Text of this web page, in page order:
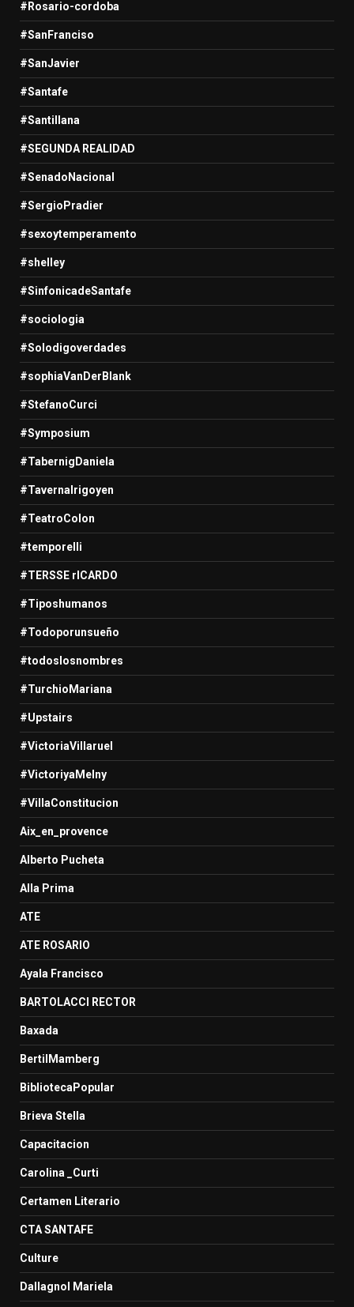
#Rosario-cordoba
#SanFranciso
#SanJavier
#Santafe
#Santillana
#SEGUNDA REALIDAD
#SenadoNacional
#SergioPradier
#sexoytemperamento
#shelley
#SinfonicadeSantafe
#sociologia
#Solodigoverdades
#sophiaVanDerBlank
#StefanoCurci
#Symposium
#TabernigDaniela
#TavernaIrigoyen
#TeatroColon
#temporelli
#TERSSE rICARDO
#Tiposhumanos
#Todoporunsueño
#todoslosnombres
#TurchioMariana
#Upstairs
#VictoriaVillaruel
#VictoriyaMelny
#VillaConstitucion
Aix_en_provence
Alberto Pucheta
Alla Prima
ATE
ATE ROSARIO
Ayala Francisco
BARTOLACCI RECTOR
Baxada
BertilMamberg
BibliotecaPopular
Brieva Stella
Capacitacion
Carolina _Curti
Certamen Literario
CTA SANTAFE
Culture
Dallagnol Mariela